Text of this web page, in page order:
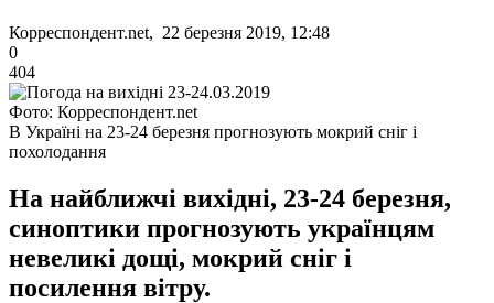
Корреспондент.net, 22 березня 2019, 12:48
0
404
Фото: Корреспондент.net
В Україні на 23-24 березня прогнозують мокрий сніг і
похолодання
На найближчі вихідні, 23-24 березня,
синоптики прогнозують українцям
невеликі дощі, мокрий сніг і
посилення вітру.